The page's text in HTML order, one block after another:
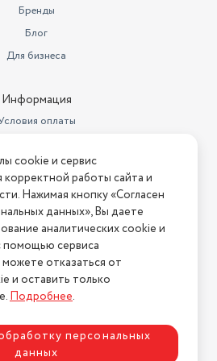
53 %
цикл: 0,78 кВтч
воде
белья TotalWeight
при 60°С: 278 мин.
Карботек/Нержавеющая сталь
есть
нет
0.515
в
0.66
в
0.895
304.211
Механическое
Бренды
Блог
Для бизнеса
Информация
оплаты
возврата
на сайте? Напишите нам
"АстМаркет". У нас есть всё!
конфиденциальности
cookie и сервис
работы сайта и
Нажимая кнопку «Согласен
данных», Вы даете
аналитических cookie и
помощью сервиса
отказаться от
и оставить только
Подробнее.
персональных
данных